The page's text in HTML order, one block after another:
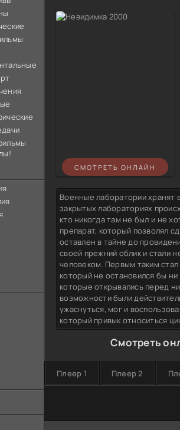
СМОТРЕТЬ ОНЛАЙН
Военные лаборатории хранят
закрытых лабораториях
кто никогда там не был и не
препарат, который позволял
оставлен в тайне до
своей прежний облик и стали
человеком. Первым таким
который не остановился бы
которые открывались перед
возможности были
ужаснуться, мог и
который привык относиться
Смотреть
Плеер 1 Плеер 2